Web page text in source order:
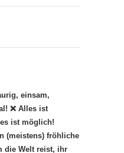
einsam,
❌ Alles ist
ist möglich!
(meistens) fröhliche
die Welt reist, ihr